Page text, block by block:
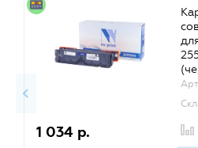
1 034 р.